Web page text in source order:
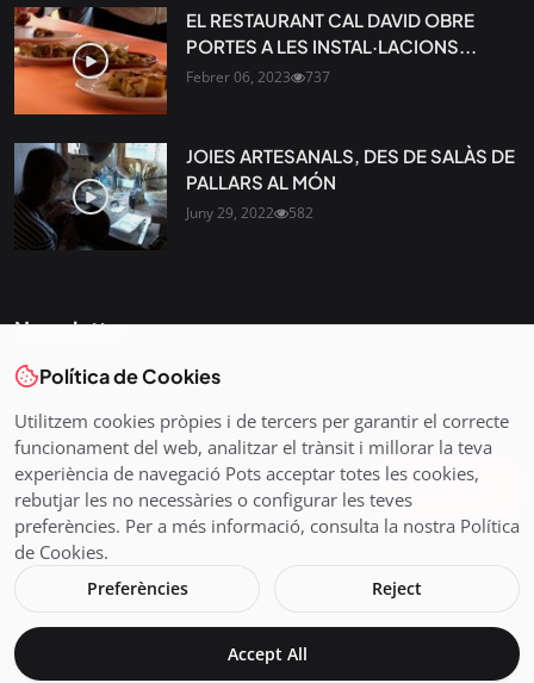
EL RESTAURANT CAL DAVID OBRE
PORTES A LES INSTAL·LACIONS...
Febrer 06, 2023 737
JOIES ARTESANALS, DES DE SALÀS DE
PALLARS AL MÓN
Juny 29, 2022 582
Newsletter
Tota l’actualitat, seleccionada i enviada directament al teu
que importa.
Subscriu-te
Avís legal i Política de Cookies
Política de Cookies
Utilitzem cookies pròpies i de tercers per garantir el correcte
funcionament del web, analitzar el trànsit i millorar la teva
experiència de navegació Pots acceptar totes les cookies,
rebutjar les no necessàries o configurar les teves
preferències. Per a més informació, consulta la nostra Política
de Cookies.
Preferències Reject
Accept All